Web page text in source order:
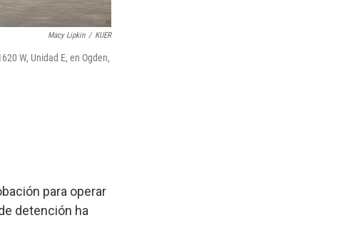
Macy Lipkin / KUER
W, Unidad E, en Ogden,
para operar
detención ha